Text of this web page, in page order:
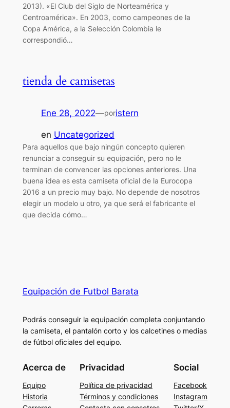
2013). «El Club del Siglo de Norteamérica y
Centroamérica». En 2003, como campeones de la
Copa América, a la Selección Colombia le
correspondió…
tienda de camisetas
Ene 28, 2022—poristern
en Uncategorized
Para aquellos que bajo ningún concepto quieren
renunciar a conseguir su equipación, pero no le
terminan de convencer las opciones anteriores. Una
buena idea es esta camiseta oficial de la Eurocopa
2016 a un precio muy bajo. No depende de nosotros
elegir un modelo u otro, ya que será el fabricante el
que decida cómo…
Equipación de Futbol Barata
Podrás conseguir la equipación completa conjuntando
la camiseta, el pantalón corto y los calcetines o medias
de fútbol oficiales del equipo.
Acerca de
Equipo
Historia
Privacidad
Política de privacidad
Términos y condiciones
Social
Facebook
Instagram